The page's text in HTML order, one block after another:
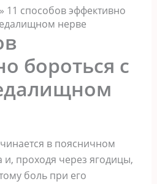
» 11 способов эффективно
нерве
бороться с
в поясничном
и, проходя через ягодицы,
боль при его